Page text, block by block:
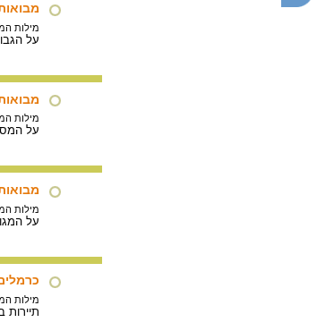
מילות
על
מילות
על
מילות
על
מילות
תיירות